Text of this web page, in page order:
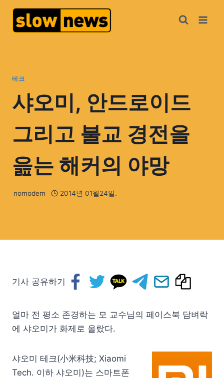
테크
샤오미, 안드로이드
그리고 불교 경전을
읊는 해커의 야망
nomodem 2014년 01월24일.
기사 공유하기
얼마 전 평소 존경하는 모 교수님의 페이스북 담벼락
에 샤오미가 화제로 올랐다.
샤오미 테크(小米科技; Xiaomi
Tech. 이하 샤오미)는 스마트폰